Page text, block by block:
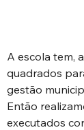
A escola tem,
quadrados
gestão
Então
executados